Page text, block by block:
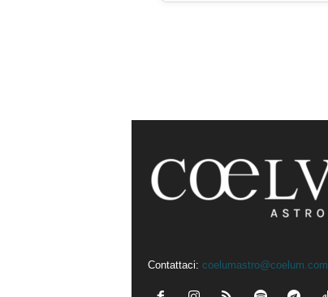
Contattaci: coelumastro@coelum.com